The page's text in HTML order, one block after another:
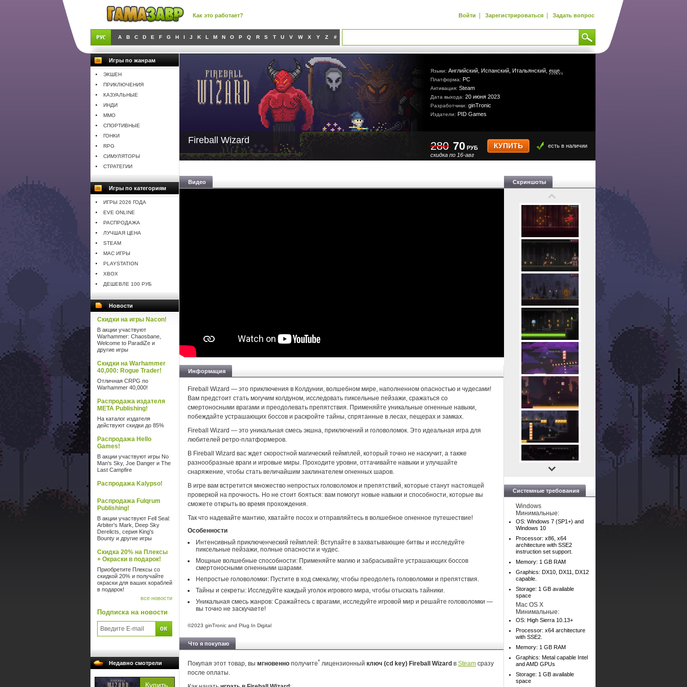
Как это работает? Войти | Зарегистрироваться | Задать вопрос
A B C D E F G H I J K L M N O P Q R S T U V W X Y Z #
Игры по жанрам
ЭКШЕН
ПРИКЛЮЧЕНИЯ
КАЗУАЛЬНЫЕ
ИНДИ
MMO
СПОРТИВНЫЕ
ГОНКИ
RPG
СИМУЛЯТОРЫ
СТРАТЕГИИ
Игры по категориям
ИГРЫ 2026 ГОДА
EVE ONLINE
РАСПРОДАЖА
ЛУЧШАЯ ЦЕНА
STEAM
MAC ИГРЫ
PLAYSTATION
XBOX
ДЕШЕВЛЕ 100 РУБ
Новости
Скидки на игры Nacon!
В акции участвуют
Warhammer: Chaosbane,
Welcome to ParadiZe и
другие игры
Скидки на Warhammer
40,000: Rogue Trader!
Отличная CRPG по
Warhammer 40,000!
Распродажа издателя
META Publishing!
На каталог издателя
действуют скидки до 85%
Распродажа Hello
Games!
В акции участвуют игры No
Man's Sky, Joe Danger и The
Last Campfire
Распродажа Kalypso!
Распродажа Fulqrum
Publishing!
В акции участвуют Fell Seal:
Arbiter's Mark, Deep Sky
Derelicts, серия King's
Bounty и другие игры
Скидка 20% на Плексы
+ Окраски в подарок!
Приобретите Плексы со
скидкой 20% и получайте
окраски для ваших кораблей
в подарок!
все новости
Подписка на новости
Недавно смотрели
Языки: Английский, Испанский, Итальянский, еще..
Платформа: PC
Активация: Steam
Дата выхода: 20 июня 2023
Разработчики: ginTronic
Издатели: PID Games
Fireball Wizard 280
скидка по 16-авг
70 РУБ КУПИТЬ есть в наличии
Видео
Информация
Fireball Wizard — это приключения в Колдунии, волшебном мире, наполненном опасностью и чудесами!
Вам предстоит стать могучим колдуном, исследовать пиксельные пейзажи, сражаться со
смертоносными врагами и преодолевать препятствия. Применяйте уникальные огненные навыки,
побеждайте устрашающих боссов и раскройте тайны, спрятанные в лесах, пещерах и замках.
Fireball Wizard — это уникальная смесь экшна, приключений и головоломок. Это идеальная игра для
любителей ретро-платформеров.
В Fireball Wizard вас ждет скоростной магический геймплей, который точно не наскучит, а также
разнообразные враги и игровые миры. Проходите уровни, оттачивайте навыки и улучшайте
снаряжение, чтобы стать величайшим заклинателем огненных шаров.
В игре вам встретится множество непростых головоломок и препятствий, которые станут настоящей
проверкой на прочность. Но не стоит бояться: вам помогут новые навыки и способности, которые вы
сможете открыть во время прохождения.
Так что надевайте мантию, хватайте посох и отправляйтесь в волшебное огненное путешествие!
Особенности
Интенсивный приключенческий геймплей: Вступайте в захватывающие битвы и исследуйте
пиксельные пейзажи, полные опасности и чудес.
Мощные волшебные способности: Применяйте магию и забрасывайте устрашающих боссов
смертоносными огненными шарами.
Непростые головоломки: Пустите в ход смекалку, чтобы преодолеть головоломки и препятствия.
Тайны и секреты: Исследуйте каждый уголок игрового мира, чтобы отыскать тайники.
Уникальная смесь жанров: Сражайтесь с врагами, исследуйте игровой мир и решайте головоломки —
вы точно не заскучаете!
©2023 ginTronic and Plug In Digital
Что я покупаю
Покупая этот товар, вы мгновенно получите* лицензионный ключ (cd key) Fireball Wizard в Steam сразу
после оплаты.
Скриншоты
Системные требования
Windows
Минимальные:
OS: Windows 7 (SP1+) and
Windows 10
Processor: x86, x64
architecture with SSE2
instruction set support.
Memory: 1 GB RAM
Graphics: DX10, DX11, DX12
capable.
Storage: 1 GB available
space
Mac OS X
Минимальные:
OS: High Sierra 10.13+
Processor: x64 architecture
with SSE2.
Memory: 1 GB RAM
Graphics: Metal capable Intel
and AMD GPUs
Storage: 1 GB available
space